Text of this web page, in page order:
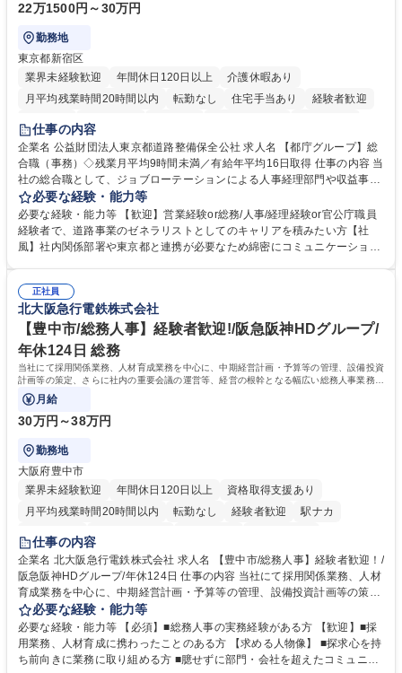
22万1500円～30万円
勤務地
東京都新宿区
業界未経験歓迎
年間休日120日以上
介護休暇あり
月平均残業時間20時間以内
転勤なし 住宅手当あり
経験者歓迎
研修あり
退職金あり
駅近5分以内
資格取得手当あり 食事補助あり
仕事の内容
企業名 公益財団法人東京都道路整備保全公社 求人名 【都庁グループ】総
合職（事務）◇残業月平均9時間未満／有給年平均16日取得 仕事の内容 当
社の総合職として、ジョブローテーションによる人事経理部門や収益事業
等のフロント部門の部署等幅広い部署での業務をお任せいたします。研修
制度やキャリア支援が充実しております！ ※下記業務詳細 【業務詳細】■
管理部門：広報、人事、経理など当公社の運営に係る管理業務 ■収益部
門：駐車場の新規開拓、管理運営、新宿駅西口広場の「イベントコーナ
道路施設や道路工事現場の見学ツアー事業 ※入社後は上記いずれかの部門
へ配属。※業務内容変更の範囲：会社の定める業務 募集職種 【都庁グル
ープ】総合職（事務）◇残業月平均9時間未満／有給年平均16日取得
必要な経験・能力等
必要な経験・能力等 【歓迎】営業経験or総務/人事/経理経験or官公庁職員
経験者で、道路事業のゼネラリストとしてのキャリアを積みたい方【社
風】社内関係部署や東京都と連携が必要なため綿密にコミュニケーション
部門など多岐に渡る業務を経験できます。 ■様々なプロジェクト：駐車場
事業の他、新宿駅西口広場内に設置された照明を兼ねた広告「ブライトサ
イン」の管理運営を行うなど、事業収益を生み出す活動を積極的に行って
います。 学歴・資格 学歴：大学院 大学 高専 短大 専修学校 高校 語学力：
資格：
正社員
北大阪急行電鉄株式会社
【豊中市/総務人事】経験者歓迎!/阪急阪神HDグループ/
年休124日 総務
当社にて採用関係業務、人材育成業務を中心に、中期経営計画・予算等の管理、設備投資
計画等の策定、さらに社内の重要会議の運営等、経営の根幹となる幅広い総務人事業務全
般を担当していただきます。
月給
30万円～38万円
勤務地
大阪府豊中市
業界未経験歓迎
年間休日120日以上
資格取得支援あり
月平均残業時間20時間以内
転勤なし 経験者歓迎
駅ナカ
退職金あり
土日祝休み
服装自由 昼食補助あり 食事補助あり
仕事の内容
企業名 北大阪急行電鉄株式会社 求人名 【豊中市/総務人事】経験者歓迎！/
阪急阪神HDグループ/年休124日 仕事の内容 当社にて採用関係業務、人材
育成業務を中心に、中期経営計画・予算等の管理、設備投資計画等の策
定、さらに社内の重要会議の運営等、経営の根幹となる幅広い総務人事業
務全般を担当していただきます。 【主な業務内容】 ■採用関係業務および
人材育成(社員研修)業務の推進 ■中期経営計画および予算等の管理 ■設備
投資計画等の策定 ■社内の重要会議の運営 ■その他総務人事業務全般 【入
必要な経験・能力等
必要な経験・能力等 【必須】■総務人事の実務経験がある方 【歓迎】■採
用業務、人材育成に携わったことのある方 【求める人物像】 ■探求心を持
ち前向きに業務に取り組める方 ■臆せずに部門・会社を超えたコミュニケ